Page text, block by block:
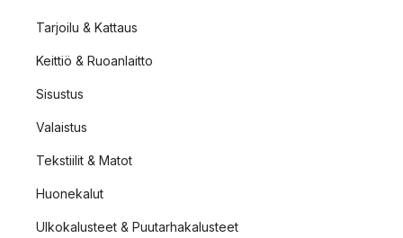
Tarjoilu & Kattaus
Keittiö & Ruoanlaitto
Sisustus
Valaistus
Tekstiilit & Matot
Huonekalut
Ulkokalusteet & Puutarhakalusteet